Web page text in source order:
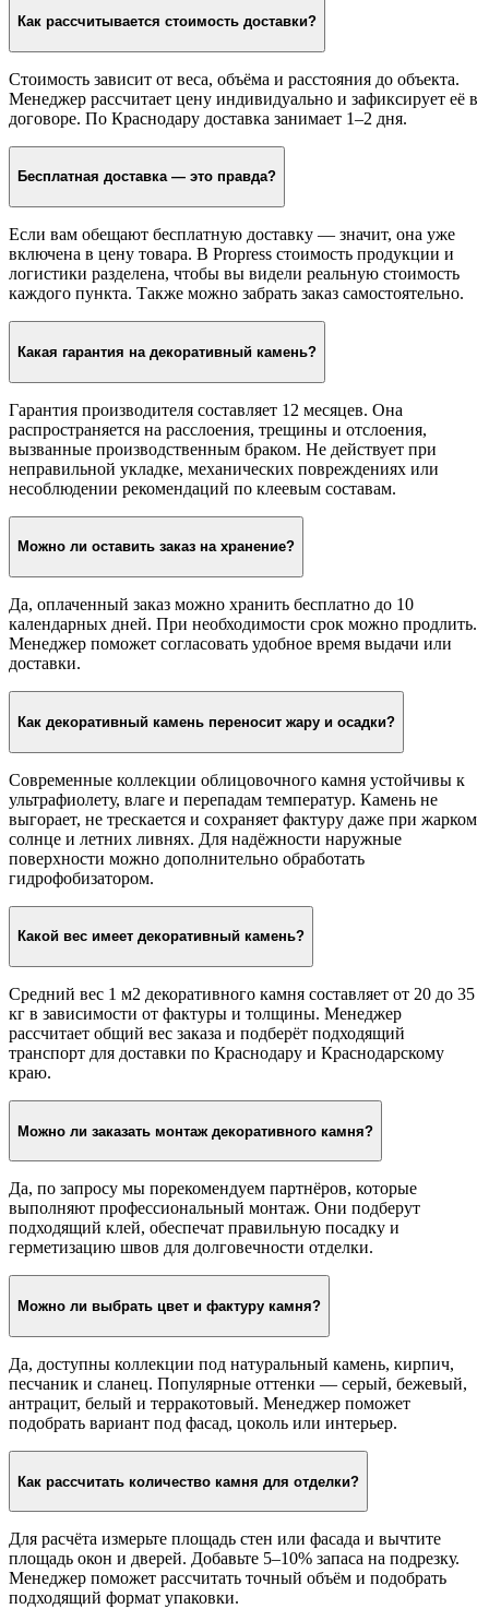
Как рассчитывается стоимость доставки?
Стоимость зависит от веса, объёма и расстояния до объекта.
Менеджер рассчитает цену индивидуально и зафиксирует её в
договоре. По Краснодару доставка занимает 1–2 дня.
Бесплатная доставка — это правда?
Если вам обещают бесплатную доставку — значит, она уже
включена в цену товара. В Propress стоимость продукции и
логистики разделена, чтобы вы видели реальную стоимость
каждого пункта. Также можно забрать заказ самостоятельно.
Какая гарантия на декоративный камень?
Гарантия производителя составляет 12 месяцев. Она
распространяется на расслоения, трещины и отслоения,
вызванные производственным браком. Не действует при
неправильной укладке, механических повреждениях или
несоблюдении рекомендаций по клеевым составам.
Можно ли оставить заказ на хранение?
Да, оплаченный заказ можно хранить бесплатно до 10
календарных дней. При необходимости срок можно продлить.
Менеджер поможет согласовать удобное время выдачи или
доставки.
Как декоративный камень переносит жару и осадки?
Современные коллекции облицовочного камня устойчивы к
ультрафиолету, влаге и перепадам температур. Камень не
выгорает, не трескается и сохраняет фактуру даже при жарком
солнце и летних ливнях. Для надёжности наружные
поверхности можно дополнительно обработать
гидрофобизатором.
Какой вес имеет декоративный камень?
Средний вес 1 м2 декоративного камня составляет от 20 до 35
кг в зависимости от фактуры и толщины. Менеджер
рассчитает общий вес заказа и подберёт подходящий
транспорт для доставки по Краснодару и Краснодарскому
краю.
Можно ли заказать монтаж декоративного камня?
Да, по запросу мы порекомендуем партнёров, которые
выполняют профессиональный монтаж. Они подберут
подходящий клей, обеспечат правильную посадку и
герметизацию швов для долговечности отделки.
Можно ли выбрать цвет и фактуру камня?
Да, доступны коллекции под натуральный камень, кирпич,
песчаник и сланец. Популярные оттенки — серый, бежевый,
антрацит, белый и терракотовый. Менеджер поможет
подобрать вариант под фасад, цоколь или интерьер.
Как рассчитать количество камня для отделки?
Для расчёта измерьте площадь стен или фасада и вычтите
площадь окон и дверей. Добавьте 5–10% запаса на подрезку.
Менеджер поможет рассчитать точный объём и подобрать
подходящий формат упаковки.